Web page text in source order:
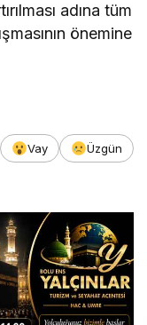
adına tüm
önemine
Vay
Üzgün